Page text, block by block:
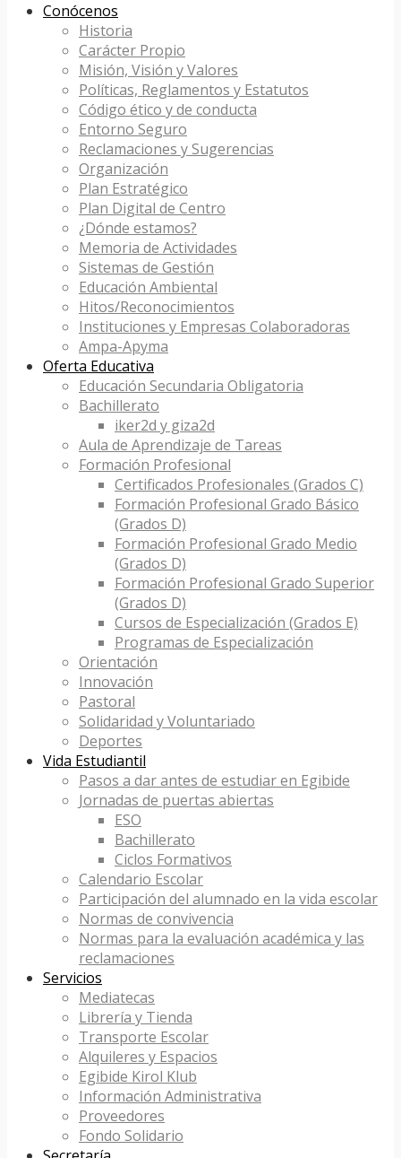
Conócenos
Historia
Carácter Propio
Misión, Visión y Valores
Políticas, Reglamentos y Estatutos
Código ético y de conducta
Entorno Seguro
Reclamaciones y Sugerencias
Organización
Plan Estratégico
Plan Digital de Centro
¿Dónde estamos?
Memoria de Actividades
Sistemas de Gestión
Educación Ambiental
Hitos/Reconocimientos
Instituciones y Empresas Colaboradoras
Ampa-Apyma
Oferta Educativa
Educación Secundaria Obligatoria
Bachillerato
iker2d y giza2d
Aula de Aprendizaje de Tareas
Formación Profesional
Certificados Profesionales (Grados C)
Formación Profesional Grado Básico
(Grados D)
Formación Profesional Grado Medio
(Grados D)
Formación Profesional Grado Superior
(Grados D)
Cursos de Especialización (Grados E)
Programas de Especialización
Orientación
Innovación
Pastoral
Solidaridad y Voluntariado
Deportes
Vida Estudiantil
Pasos a dar antes de estudiar en Egibide
Jornadas de puertas abiertas
ESO
Bachillerato
Ciclos Formativos
Calendario Escolar
Participación del alumnado en la vida escolar
Normas de convivencia
Normas para la evaluación académica y las
reclamaciones
Servicios
Mediatecas
Librería y Tienda
Transporte Escolar
Alquileres y Espacios
Egibide Kirol Klub
Información Administrativa
Proveedores
Fondo Solidario